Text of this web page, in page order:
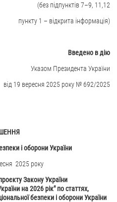
(без підпунктів 7–9, 11,12
пункту 1 – відкрита інформація)
Введено в дію
Указом Президента України
від 19 вересня 2025 року № 692/2025
і оборони України
2025 року
Закону України
на 2026 рік"по статтях,
безпеки і оборони України